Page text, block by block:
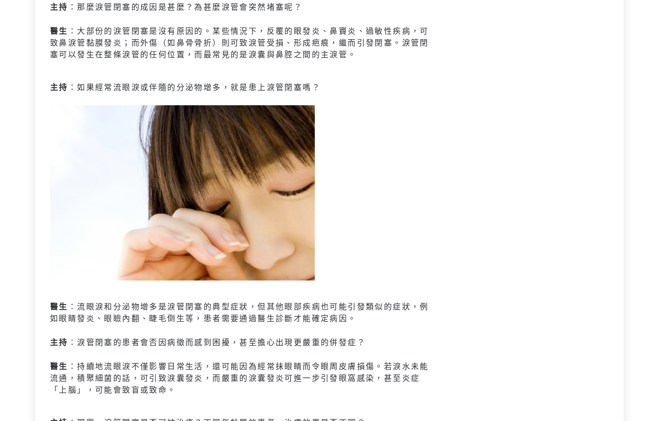
主持 ：那麼淚管閉塞的成因是甚麼？為甚麼淚管會突然堵塞呢？
醫生 ：大部份的淚管閉塞是沒有原因的。某些情況下，反覆的眼發炎、鼻竇炎、過敏性疾病，可
致鼻淚管黏膜發炎；而外傷（如鼻骨骨折）則可致淚管受損、形成疤痕，繼而引發閉塞。淚管閉
塞可以發生在整條淚管的任何位置，而最常見的是淚囊與鼻腔之間的主淚管。
主持 ：如果經常流眼淚或伴隨的分泌物增多，就是患上淚管閉塞嗎？
醫生 ：流眼淚和分泌物增多是淚管閉塞的典型症狀，但其他眼部疾病也可能引發類似的症狀，例
如眼睛發炎、眼瞼內翻、睫毛倒生等，患者需要通過醫生診斷才能確定病因。
主持 ：淚管閉塞的患者會否因病徵而感到困擾，甚至擔心出現更嚴重的併發症？
醫生 ：持續地流眼淚不僅影響日常生活，還可能因為經常抺眼睛而令眼周皮膚損傷。若淚水未能
流通，積聚細菌的話，可引致淚囊發炎，而嚴重的淚囊發炎可進一步引發眼窩感染，甚至炎症
「上腦」，可能會致盲或致命。